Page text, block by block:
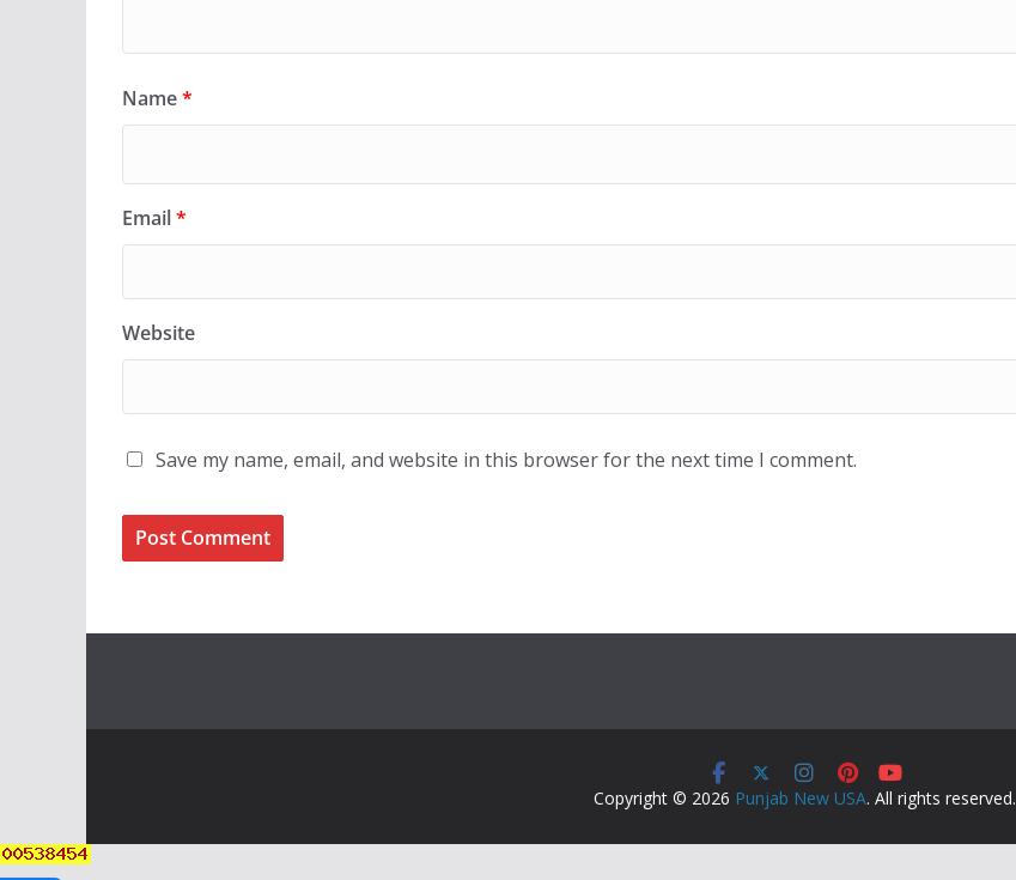
Name*
Email*
Website
Save my name, email, and website in this browser for the next time I comment.
Copyright © 2026 Punjab New USA. All rights reserved.